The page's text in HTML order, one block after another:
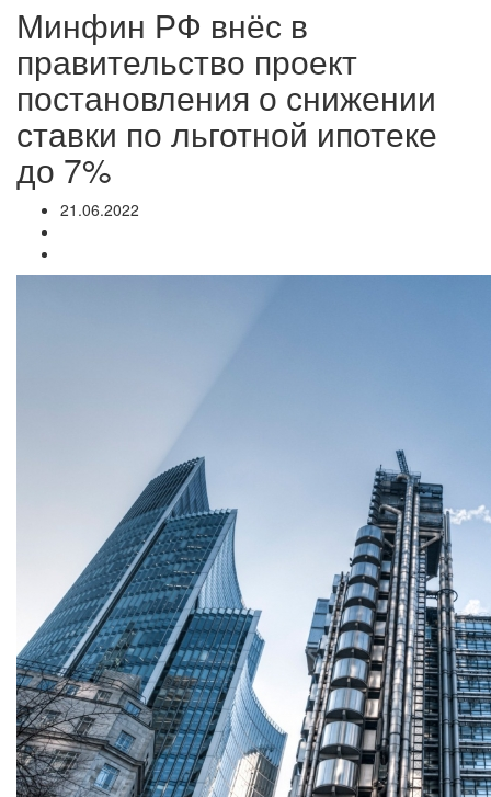
Минфин РФ внёс в
правительство проект
постановления о снижении
ставки по льготной ипотеке
до 7%
21.06.2022